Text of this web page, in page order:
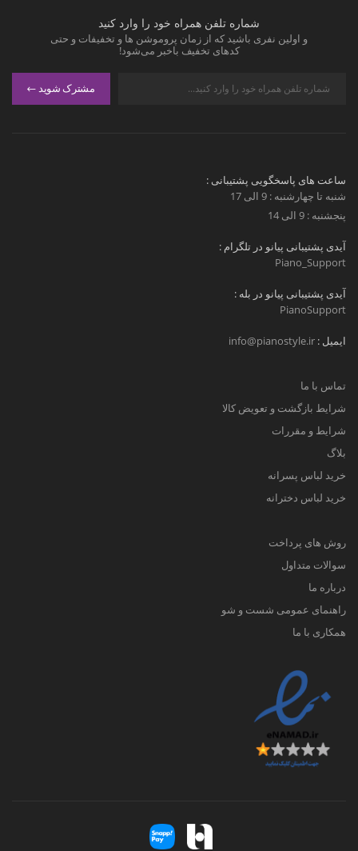
شماره تلفن همراه خود را وارد کنید
و اولین نفری باشید که از زمان پروموشن ها و تخفیفات و حتی
کدهای تخفیف باخبر می‌شود!
مشترک شوید
ساعت های پاسخگویی پشتیبانی :
شنبه تا چهارشنبه : 9 الی 17
پنجشنبه : 9 الی 14
آیدی پشتیبانی پیانو در تلگرام :
Piano_Support
آیدی پشتیبانی پیانو در بله :
PianoSupport
ایمیل : info@pianostyle.ir
تماس با ما
شرایط بازگشت و تعویض کالا
شرایط و مقررات
بلاگ
خرید لباس پسرانه
خرید لباس دخترانه
روش های پرداخت
سوالات متداول
درباره ما
راهنمای عمومی شست و شو
همکاری با ما